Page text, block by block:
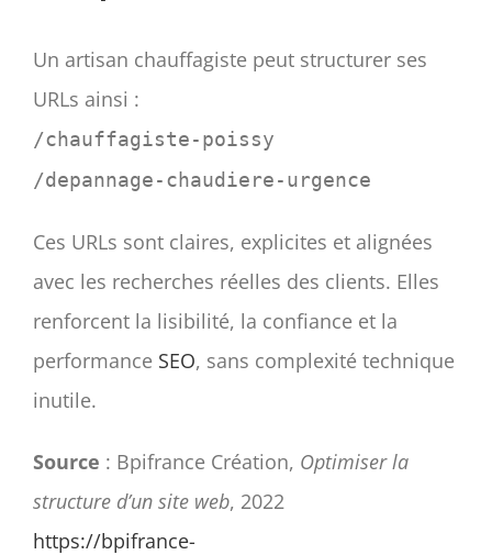
Un artisan chauffagiste peut structurer ses
URLs ainsi :
/chauffagiste-poissy
/depannage-chaudiere-urgence
Ces URLs sont claires, explicites et alignées
avec les recherches réelles des clients. Elles
renforcent la lisibilité, la confiance et la
performance SEO, sans complexité technique
inutile.
Source : Bpifrance Création, Optimiser la
structure d’un site web, 2022
https://bpifrance-